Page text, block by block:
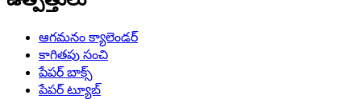
ఆగమనం క్యాలెండర్
కాగితపు సంచి
పేపర్ బాక్స్
పేపర్ ట్యూబ్